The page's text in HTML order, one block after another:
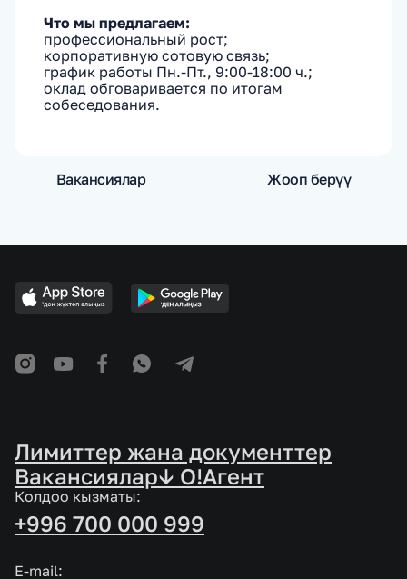
Что мы предлагаем:
профессиональный рост;
корпоративную сотовую связь;
график работы Пн.-Пт., 9:00-18:00 ч.;
оклад обговаривается по итогам
собеседования.
Вакансиялар Жооп берүү
Лимиттер жана документтер
Вакансиялар↓ O!Агент
Колдоо кызматы:
+996 700 000 999
E-mail: